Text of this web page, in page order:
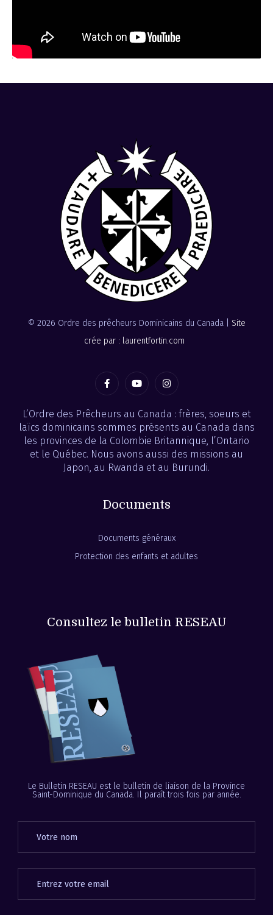
© 2026 Ordre des prêcheurs Dominicains du Canada | Site
crée par : laurentfortin.com
L’Ordre des Prêcheurs au Canada : frères, soeurs et
laïcs dominicains sommes présents au Canada dans
les provinces de la Colombie Britannique, l’Ontario
et le Québec. Nous avons aussi des missions au
Japon, au Rwanda et au Burundi.
Documents
Documents généraux
Protection des enfants et adultes
Consultez le bulletin RESEAU
Le Bulletin RESEAU est le bulletin de liaison de la Province
Saint-Dominique du Canada. Il paraît trois fois par année.